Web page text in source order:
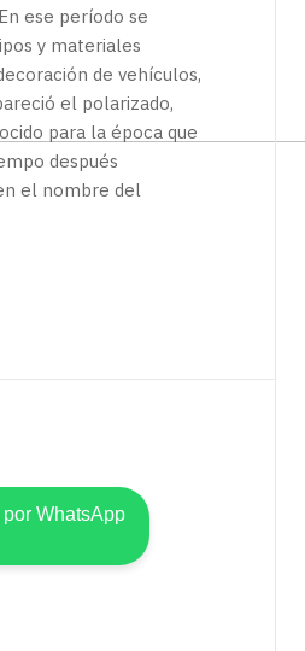
ese período se
y materiales
de vehículos,
el polarizado,
para la época que
después
el nombre del
WhatsApp